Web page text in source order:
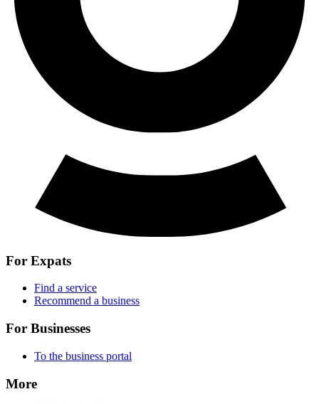
For Expats
Find a service
Recommend a business
For Businesses
To the business portal
More